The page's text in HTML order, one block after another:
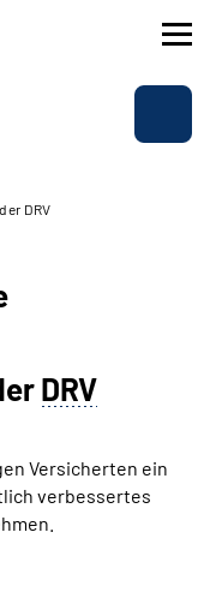
DRV
DRV
Versicherten ein
verbessertes